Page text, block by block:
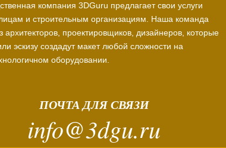
компания 3DGuru предлагает свои услуги
и строительным организациям. Наша команда
архитекторов, проектировщиков, дизайнеров, которые
эскизу создадут макет любой сложности на
оборудовании.
ПОЧТА ДЛЯ СВЯЗИ
info@3dgu.ru